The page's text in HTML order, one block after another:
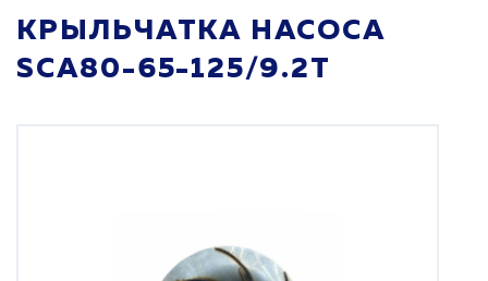
КРЫЛЬЧАТКА НАСОСА
SCA80-65-125/9.2T